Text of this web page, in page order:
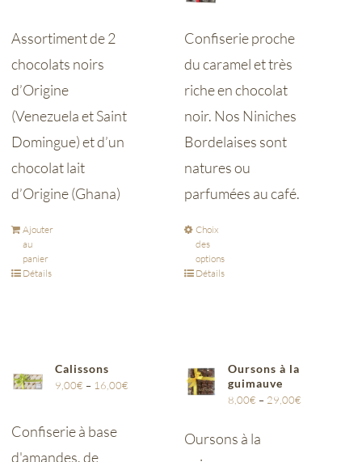
Assortiment de 2
chocolats noirs
d’Origine
(Venezuela et Saint
Domingue) et d’un
chocolat lait
d’Origine (Ghana)
Ajouter
au
panier
Détails
Confiserie proche
du caramel et très
riche en chocolat
noir. Nos Niniches
Bordelaises sont
natures ou
parfumées au café.
Choix
des
options
Détails
Calissons
9,00€ – 16,00€
Confiserie à base
d'amandes, de
Oursons à la
guimauve
8,00€ – 29,00€
Oursons à la